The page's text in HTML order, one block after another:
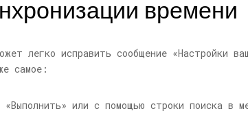
времени
легко исправить сообщение «Настройки
самое:
или с помощью строки поиска в